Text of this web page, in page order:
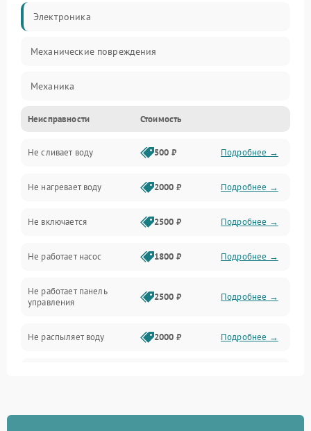
Электроника
Механические повреждения
Механика
Управление
Электропитание
Датчики
Нагрев
Вода
Гигиена
Программное обеспечение
Неисправности Стоимость
Не сливает воду 500 ₽ Подробнее →
Не нагревает воду 2000 ₽ Подробнее →
Не включается 2500 ₽ Подробнее →
Не работает насос 1800 ₽ Подробнее →
Не работает панель
управления
2500 ₽ Подробнее →
Не распыляет воду 2000 ₽ Подробнее →
Проблемы с набором